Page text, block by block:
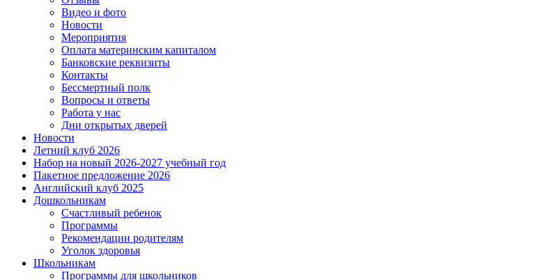
Видео и фото
Новости
Мероприятия
Оплата материнским капиталом
Банковские реквизиты
Контакты
Бессмертный полк
Вопросы и ответы
Работа у нас
Дни открытых дверей
Новости
Летний клуб 2026
Набор на новый 2026-2027 учебный год
Пакетное предложение 2026
Английский клуб 2025
Дошкольникам
Счастливый ребенок
Программы
Рекомендации родителям
Уголок здоровья
Школьникам
Программы для школьников